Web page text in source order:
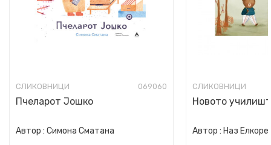
СЛИКОВНИЦИ 069060
Пчеларот Јошко
Автор : Симона Сматана
СЛИКОВНИЦИ
Новото
Автор : Наз